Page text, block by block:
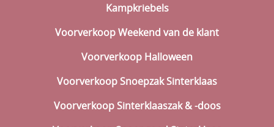
Kampkriebels
Voorverkoop Weekend van de klant
Voorverkoop Halloween
Voorverkoop Snoepzak Sinterklaas
Voorverkoop Sinterklaaszak & -doos